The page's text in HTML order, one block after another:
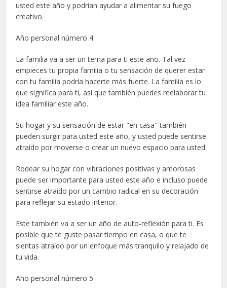
usted este año y podrían ayudar a alimentar su fuego
creativo.
Año personal número 4
La familia va a ser un tema para ti este año. Tal vez
empieces tu propia familia o tu sensación de querer estar
con tu familia podría hacerte más fuerte. La familia es lo
que significa para ti, así que también puedes reelaborar tu
idea familiar este año.
Su hogar y su sensación de estar "en casa" también
pueden surgir para usted este año, y usted puede sentirse
atraído por moverse o crear un nuevo espacio para usted.
Rodear su hogar con vibraciones positivas y amorosas
puede ser importante para usted este año e incluso puede
sentirse atraído por un cambio radical en su decoración
para reflejar su estado interior.
Este también va a ser un año de auto-reflexión para ti. Es
posible que te guste pasar tiempo en casa, o que te
sientas atraído por un enfoque más tranquilo y relajado de
tu vida.
Año personal número 5